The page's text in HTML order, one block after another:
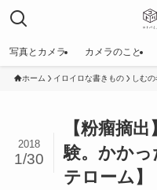
写真とカメラ カメラのこと
ホーム イロイロな書きもの しむの
【粉瘤摘
験。かか
テローム】
2018
1/30